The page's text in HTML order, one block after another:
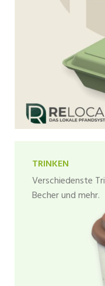
TRINKEN
Verschiedenste
Becher und mehr.